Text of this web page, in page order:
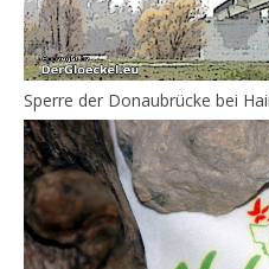
Sperre der Donaubrücke bei